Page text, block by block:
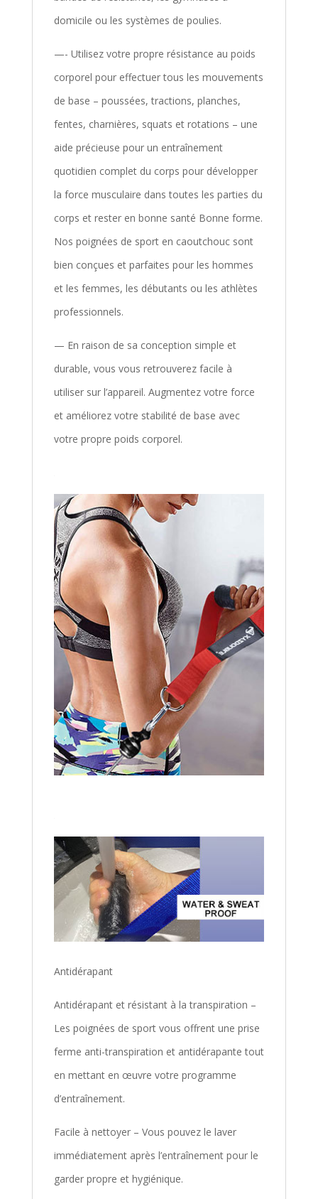
domicile ou les systèmes de poulies.
—- Utilisez votre propre résistance au poids
corporel pour effectuer tous les mouvements
de base – poussées, tractions, planches,
fentes, charnières, squats et rotations – une
aide précieuse pour un entraînement
quotidien complet du corps pour développer
la force musculaire dans toutes les parties du
corps et rester en bonne santé Bonne forme.
Nos poignées de sport en caoutchouc sont
bien conçues et parfaites pour les hommes
et les femmes, les débutants ou les athlètes
professionnels.
— En raison de sa conception simple et
durable, vous vous retrouverez facile à
utiliser sur l’appareil. Augmentez votre force
et améliorez votre stabilité de base avec
votre propre poids corporel.
Antidérapant
Antidérapant et résistant à la transpiration –
Les poignées de sport vous offrent une prise
ferme anti-transpiration et antidérapante tout
en mettant en œuvre votre programme
d’entraînement.
Facile à nettoyer – Vous pouvez le laver
immédiatement après l’entraînement pour le
garder propre et hygiénique.